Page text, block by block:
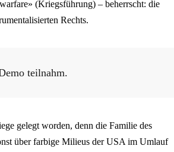
(Kriegsführung) – beherrscht: die
Rechts.
teilnahm.
gelegt worden, denn die Familie des
über farbige Milieus der USA im Umlauf